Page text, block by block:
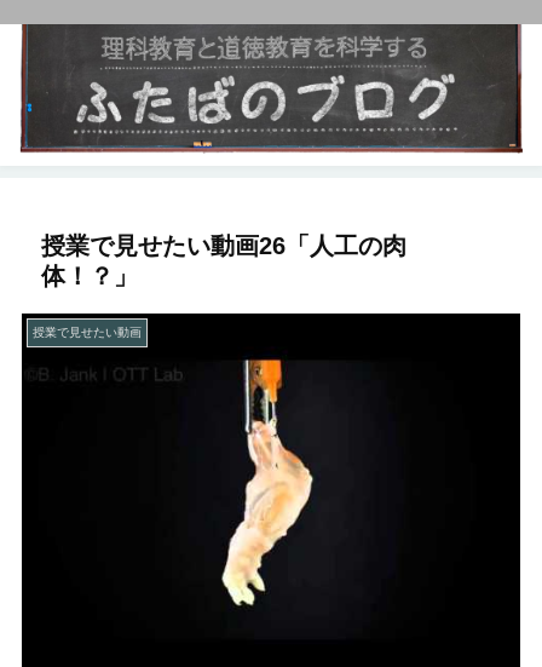
授業で見せたい動画26「人工の肉
体！？」
授業で見せたい動画